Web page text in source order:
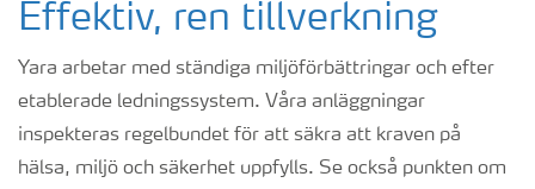
Effektiv, ren tillverkning
Yara arbetar med ständiga miljöförbättringar och efter
etablerade ledningssystem. Våra anläggningar
inspekteras regelbundet för att säkra att kraven på
hälsa, miljö och säkerhet uppfylls. Se också punkten om